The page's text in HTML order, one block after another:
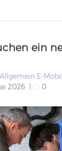
ein
Allgemein E-
2026 0